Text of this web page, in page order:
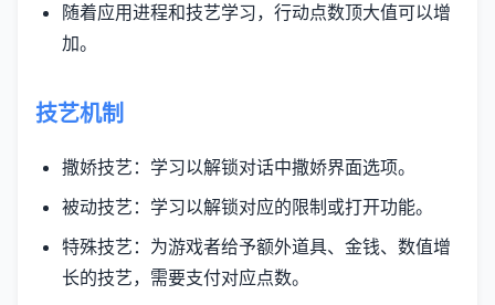
随着应用进程和技艺学习，行动点数顶大值可以增
加。
技艺机制
撒娇技艺：学习以解锁对话中撒娇界面选项。
被动技艺：学习以解锁对应的限制或打开功能。
特殊技艺：为游戏者给予额外道具、金钱、数值增
长的技艺，需要支付对应点数。